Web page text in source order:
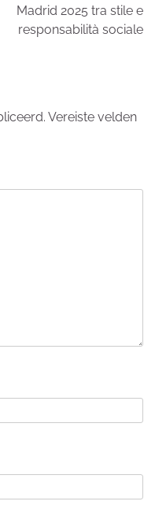
Madrid 2025 tra stile e
responsabilità sociale
Vereiste velden